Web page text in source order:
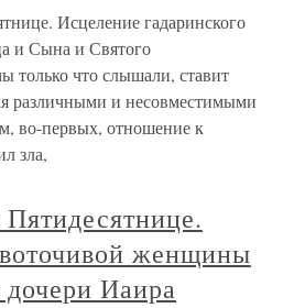
Исцеление гадаринского
и Сына и Святого
только что слышали, ставит
различными и несовместимыми
во-первых, отношение к
зла,
женщины
Иаира